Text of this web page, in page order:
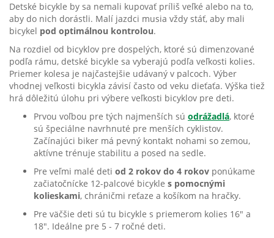
Detské bicykle by sa nemali kupovať príliš veľké alebo na to,
aby do nich dorástli. Malí jazdci musia vždy stáť, aby mali
bicykel pod optimálnou kontrolou.
Na rozdiel od bicyklov pre dospelých, ktoré sú dimenzované
podľa rámu, detské bicykle sa vyberajú podľa veľkosti kolies.
Priemer kolesa je najčastejšie udávaný v palcoch. Výber
vhodnej veľkosti bicykla závisí často od veku dieťaťa. Výška tiež
hrá dôležitú úlohu pri výbere veľkosti bicyklov pre deti.
Prvou voľbou pre tých najmenších sú odrážadlá, ktoré
sú špeciálne navrhnuté pre menších cyklistov.
Začínajúci biker má pevný kontakt nohami so zemou,
aktívne trénuje stabilitu a posed na sedle.
Pre veľmi malé deti od 2 rokov do 4 rokov ponúkame
začiatočnícke 12-palcové bicykle s pomocnými
kolieskami, chráničmi reťaze a košíkom na hračky.
Pre väčšie deti sú tu bicykle s priemerom kolies 16" a
18". Ideálne pre 5 - 7 ročné deti.